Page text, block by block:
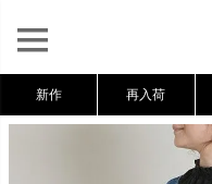
新作 再入荷